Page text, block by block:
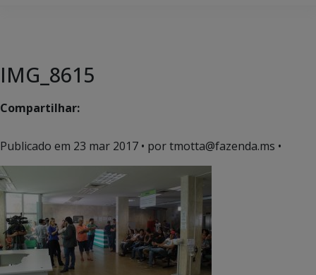
IMG_8615
Compartilhar:
Publicado em 23 mar 2017 • por tmotta@fazenda.ms •